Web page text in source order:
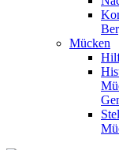
Mücken